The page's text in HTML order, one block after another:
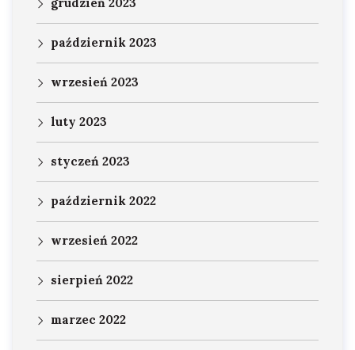
październik 2023
wrzesień 2023
luty 2023
styczeń 2023
październik 2022
wrzesień 2022
sierpień 2022
marzec 2022